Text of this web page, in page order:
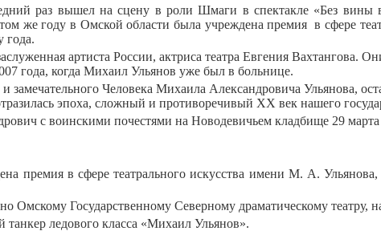
раз вышел на сцену в роли Шмаги в спектакле «Без вины
же году в Омской области была учреждена премия в сфере
года.
артиста России, актриса театра Евгения Вахтангова.
года, когда Михаил Ульянов уже был в больнице.
и замечательного Человека Михаила Александровича Ульянова,
эпоха, сложный и противоречивый XX век нашего
с воинскими почестями на Новодевичьем кладбище 29 марта
премия в сфере театрального искусства имени М. А.
Омскому Государственному Северному драматическому театру,
ледового класса «Михаил Ульянов».